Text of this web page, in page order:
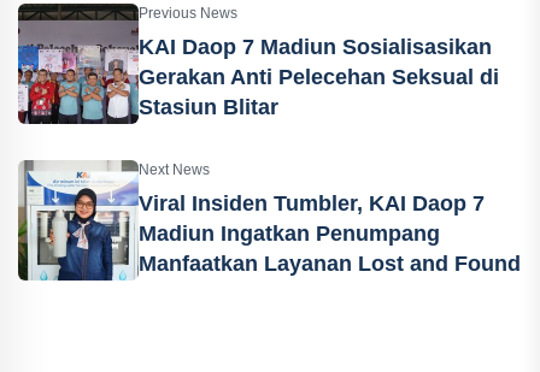
Previous News
KAI Daop 7 Madiun Sosialisasikan
Gerakan Anti Pelecehan Seksual di
Stasiun Blitar
Next News
Viral Insiden Tumbler, KAI Daop 7
Madiun Ingatkan Penumpang
Manfaatkan Layanan Lost and Found